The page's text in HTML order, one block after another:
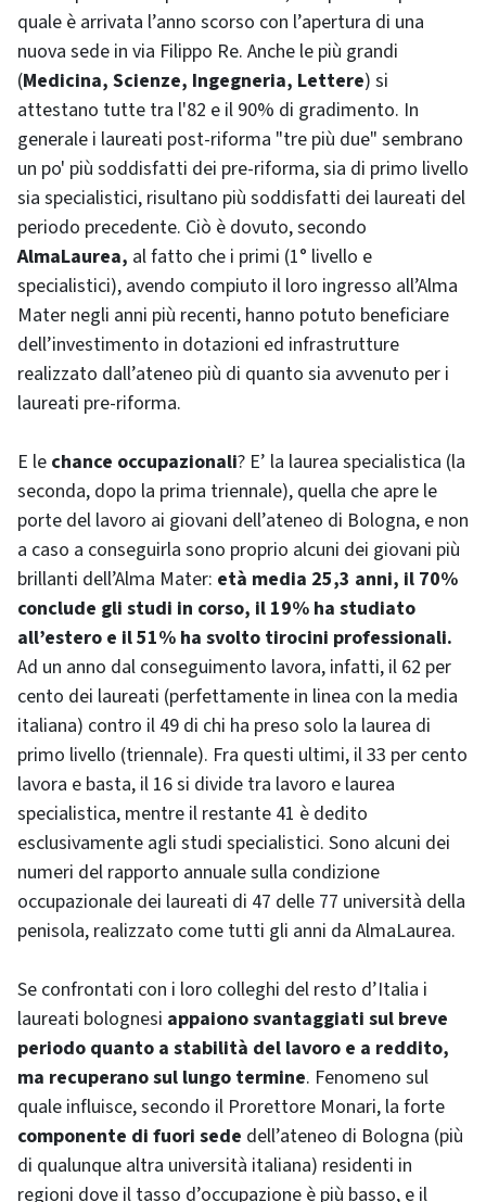
quale è arrivata l’anno scorso con l’apertura di una
nuova sede in via Filippo Re. Anche le più grandi
(Medicina, Scienze, Ingegneria, Lettere) si
attestano tutte tra l'82 e il 90% di gradimento. In
generale i laureati post-riforma "tre più due" sembrano
un po' più soddisfatti dei pre-riforma, sia di primo livello
sia specialistici, risultano più soddisfatti dei laureati del
periodo precedente. Ciò è dovuto, secondo
AlmaLaurea, al fatto che i primi (1° livello e
specialistici), avendo compiuto il loro ingresso all’Alma
Mater negli anni più recenti, hanno potuto beneficiare
dell’investimento in dotazioni ed infrastrutture
realizzato dall’ateneo più di quanto sia avvenuto per i
laureati pre-riforma.
E le chance occupazionali? E’ la laurea specialistica (la
seconda, dopo la prima triennale), quella che apre le
porte del lavoro ai giovani dell’ateneo di Bologna, e non
a caso a conseguirla sono proprio alcuni dei giovani più
brillanti dell’Alma Mater: età media 25,3 anni, il 70%
conclude gli studi in corso, il 19% ha studiato
all’estero e il 51% ha svolto tirocini professionali.
Ad un anno dal conseguimento lavora, infatti, il 62 per
cento dei laureati (perfettamente in linea con la media
italiana) contro il 49 di chi ha preso solo la laurea di
primo livello (triennale). Fra questi ultimi, il 33 per cento
lavora e basta, il 16 si divide tra lavoro e laurea
specialistica, mentre il restante 41 è dedito
esclusivamente agli studi specialistici. Sono alcuni dei
numeri del rapporto annuale sulla condizione
occupazionale dei laureati di 47 delle 77 università della
penisola, realizzato come tutti gli anni da AlmaLaurea.
Se confrontati con i loro colleghi del resto d’Italia i
laureati bolognesi appaiono svantaggiati sul breve
periodo quanto a stabilità del lavoro e a reddito,
ma recuperano sul lungo termine. Fenomeno sul
quale influisce, secondo il Prorettore Monari, la forte
componente di fuori sede dell’ateneo di Bologna (più
di qualunque altra università italiana) residenti in
regioni dove il tasso d’occupazione è più basso, e il